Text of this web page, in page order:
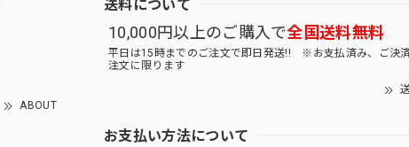
ABOUT
10,000円以上のご購入で全国送料無料
平日は15時までのご注文で即日発送!! ※お支払済み、ご決
注文に限ります
お支払い方法について